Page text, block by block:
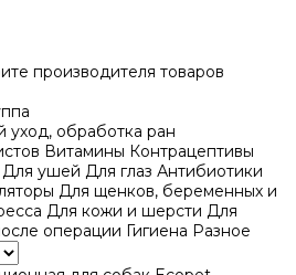
производителя товаров
уход, обработка ран
Витамины Контрацептивы
Для ушей Для глаз Антибиотики
Для щенков, беременных и
Для кожи и шерсти Для
операции Гигиена Разное